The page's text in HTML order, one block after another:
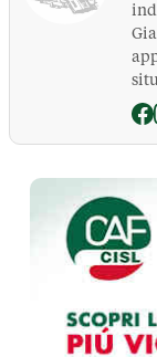
La Pressa